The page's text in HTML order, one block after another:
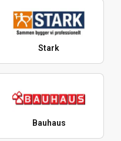
Stark
Bauhaus